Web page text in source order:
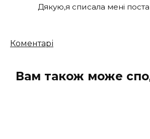
Дякую,я списала мені
Кількість
Коментарі
Вам також може